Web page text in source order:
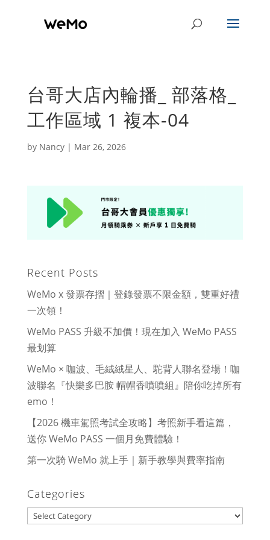
台哥大店內輪播_ 部落格_
工作區域 1 複本-04
by Nancy| Mar 26, 2026
Recent Posts
WeMo x 發票存摺｜登錄發票不限金額，雙重好禮
一次領！
WeMo PASS 升級不加價！現在加入 WeMo PASS
最划算
WeMo × 咖波、毛絨絨星人、駝背人聯名登場！咖
波聯名『快樂多巴胺 帽帽香噴噴組』陪你吃掉所有
emo！
【2026 機車駕照考試全攻略】考照新手看這篇，
送你 WeMo PASS 一個月免費體驗！
第一次騎 WeMo 就上手｜新手教學與費率指南
Categories
Categories